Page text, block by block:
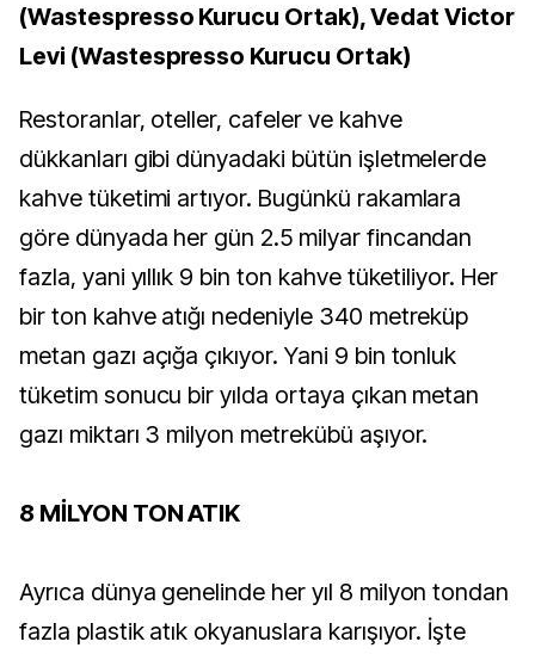
(Wastespresso Kurucu Ortak), Vedat Victor
Levi (Wastespresso Kurucu Ortak)
Restoranlar, oteller, cafeler ve kahve
dükkanları gibi dünyadaki bütün işletmelerde
kahve tüketimi artıyor. Bugünkü rakamlara
göre dünyada her gün 2.5 milyar fincandan
fazla, yani yıllık 9 bin ton kahve tüketiliyor. Her
bir ton kahve atığı nedeniyle 340 metreküp
metan gazı açığa çıkıyor. Yani 9 bin tonluk
tüketim sonucu bir yılda ortaya çıkan metan
gazı miktarı 3 milyon metrekübü aşıyor.
8 MİLYON TON ATIK
Ayrıca dünya genelinde her yıl 8 milyon tondan
fazla plastik atık okyanuslara karışıyor. İşte